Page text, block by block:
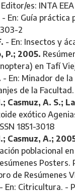
es: INTA
- En: Guía práctica
2
- En: Insectos y
P.; 2005.
en Tafí
- En: Minador de
de la
Casmuz, A. S.;
exótico
1851-3018
Casmuz, A.;
poblacional
de Resúmenes
- En: Citricultura. -